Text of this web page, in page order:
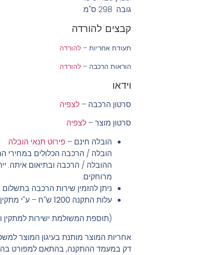
גובה 298 ס"מ
קבצים להורדה
תעודת אחריות –להורדה
הוראות הרכבה –להורדה
וידאו
סרטון הרכבה –לצפיה
סרטון מוצר –לצפיה
הובלה חינם – פירוט תנאי הובלה
הובלה / הרכבה הכלולים במחירי
ההובלה / הרכבה ובתיאום איתה.
מרוחקים.
ניתן להזמין שירות הרכבה בתשלום
עלות התקנה1200 ש"ח – ע"י
(תוספת המשולמת ישירות למתקין
אחריות המוצר מותנת בעיגון המוצר
דק במעמד ההתקנה, בהתאם למפורט